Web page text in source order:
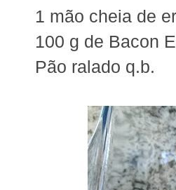
1 mão cheia de
100 g de Bacon
Pão ralado q.b.